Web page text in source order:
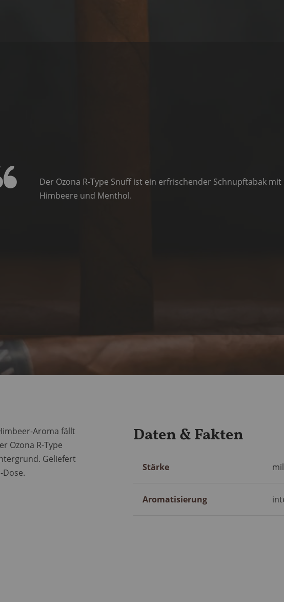
Der Ozona R-Type Snuff ist ein erfrischender Schnupftabak
Himbeere und Menthol.
Aroma fällt
Ozona R-Type
Geliefert
Dose.
Daten & Fakten
Mehr
Stärke
Aromatisierung